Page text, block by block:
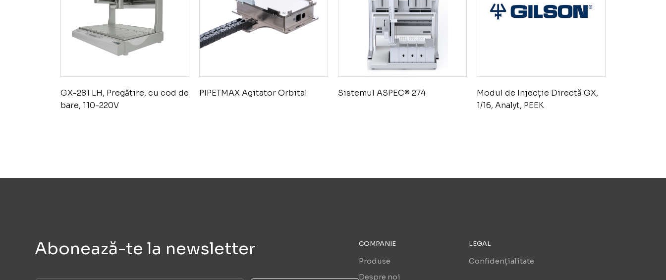
GX-281 LH, Pregătire, cu cod de
bare, 110-220V
PIPETMAX Agitator Orbital Sistemul ASPEC® 274
Modul de Injecție Directă GX,
1/16, Analyt, PEEK
Abonează-te la newsletter COMPANIE
Produse
Despre noi
LEGAL
Confidențialitate